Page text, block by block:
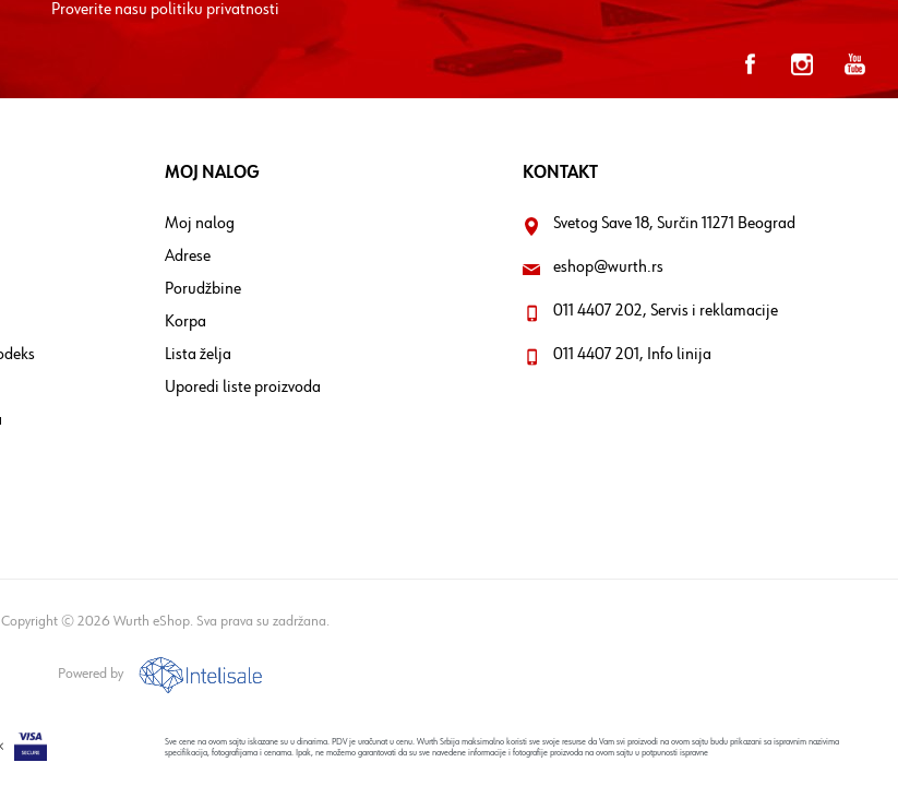
Proverite nasupolitiku privatnosti
MOJ NALOG
Moj nalog
Adrese
Porudžbine
Korpa
Lista želja
Uporedi liste proizvoda
KONTAKT
Svetog Save 18, Surčin 11271 Beograd
eshop@wurth.rs
011 4407 202, Servis i reklamacije
011 4407 201, Info linija
Copyright © 2026 Wurth eShop. Sva prava su zadržana.
Powered by
Sve cene na ovom sajtu iskazane su u dinarima. PDV je uračunat u cenu. Wurth Srbija maksimalno koristi sve svoje resurse da Vam svi proizvodi na ovom sajtu budu prikazani sa ispravnim nazivima
specifikacija, fotografijama i cenama. Ipak, ne možemo garantovati da su sve navedene informacije i fotografije proizvoda na ovom sajtu u potpunosti ispravne